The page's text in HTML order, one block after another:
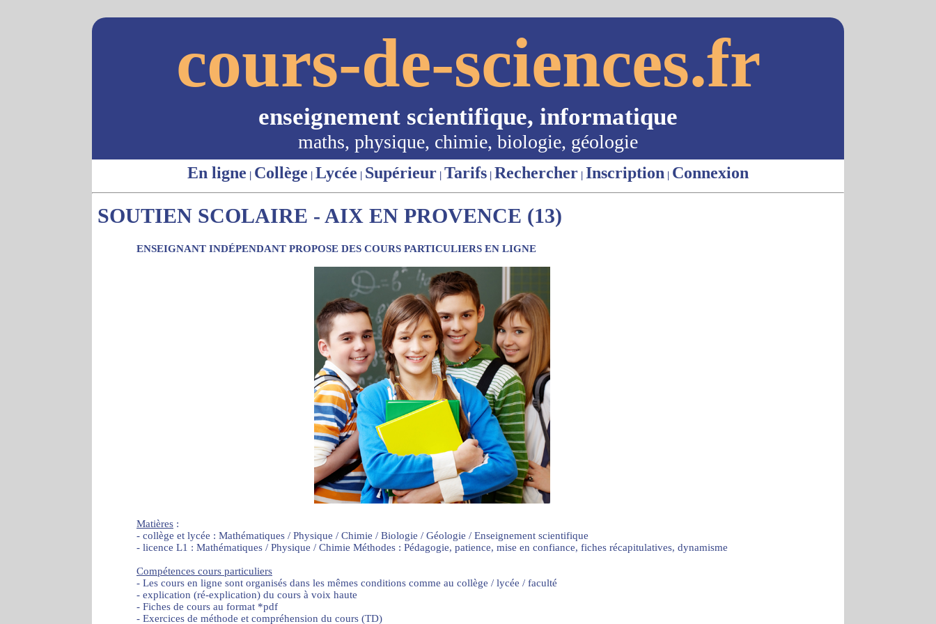
cours-de-sciences.fr
enseignement scientifique, informatique
maths, physique, chimie, biologie, géologie
En ligne | Collège | Lycée | Supérieur | Tarifs | Rechercher | Inscription | Connexion
SOUTIEN SCOLAIRE - AIX EN PROVENCE (13)
ENSEIGNANT INDÉPENDANT PROPOSE DES COURS PARTICULIERS EN LIGNE
Matières :
- collège et lycée : Mathématiques / Physique / Chimie / Biologie / Géologie / Enseignement scientifique
- licence L1 : Mathématiques / Physique / Chimie Méthodes : Pédagogie, patience, mise en confiance, fiches récapitulatives, dynamisme
Compétences cours particuliers
- Les cours en ligne sont organisés dans les mêmes conditions comme au collège / lycée / faculté
- explication (ré-explication) du cours à voix haute
- Fiches de cours au format *pdf
- Exercices de méthode et compréhension du cours (TD)